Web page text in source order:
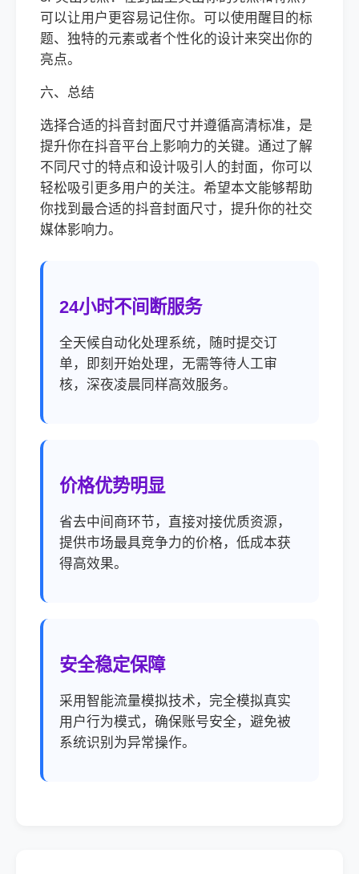
可以让用户更容易记住你。可以使用醒目的标
题、独特的元素或者个性化的设计来突出你的
亮点。
六、总结
选择合适的抖音封面尺寸并遵循高清标准，是
提升你在抖音平台上影响力的关键。通过了解
不同尺寸的特点和设计吸引人的封面，你可以
轻松吸引更多用户的关注。希望本文能够帮助
你找到最合适的抖音封面尺寸，提升你的社交
媒体影响力。
24小时不间断服务
全天候自动化处理系统，随时提交订
单，即刻开始处理，无需等待人工审
核，深夜凌晨同样高效服务。
价格优势明显
省去中间商环节，直接对接优质资源，
提供市场最具竞争力的价格，低成本获
得高效果。
安全稳定保障
采用智能流量模拟技术，完全模拟真实
用户行为模式，确保账号安全，避免被
系统识别为异常操作。